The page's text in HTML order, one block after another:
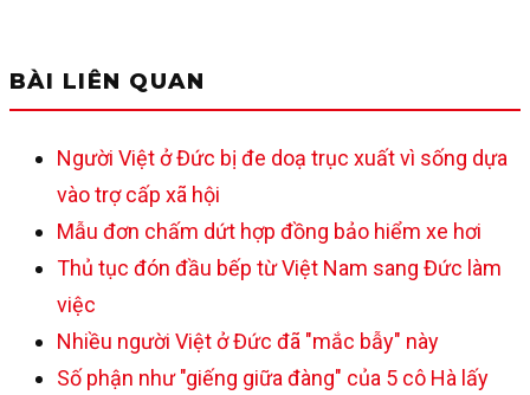
BÀI LIÊN QUAN
Người Việt ở Đức bị đe doạ trục xuất vì sống dựa
vào trợ cấp xã hội
Mẫu đơn chấm dứt hợp đồng bảo hiểm xe hơi
Thủ tục đón đầu bếp từ Việt Nam sang Đức làm
việc
Nhiều người Việt ở Đức đã "mắc bẫy" này
Số phận như "giếng giữa đàng" của 5 cô Hà lấy